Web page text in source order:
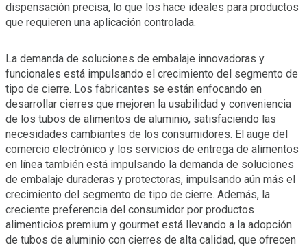
dispensación precisa, lo que los hace ideales para productos
que requieren una aplicación controlada.
La demanda de soluciones de embalaje innovadoras y
funcionales está impulsando el crecimiento del segmento de
tipo de cierre. Los fabricantes se están enfocando en
desarrollar cierres que mejoren la usabilidad y conveniencia
de los tubos de alimentos de aluminio, satisfaciendo las
necesidades cambiantes de los consumidores. El auge del
comercio electrónico y los servicios de entrega de alimentos
en línea también está impulsando la demanda de soluciones
de embalaje duraderas y protectoras, impulsando aún más el
crecimiento del segmento de tipo de cierre. Además, la
creciente preferencia del consumidor por productos
alimenticios premium y gourmet está llevando a la adopción
de tubos de aluminio con cierres de alta calidad, que ofrecen